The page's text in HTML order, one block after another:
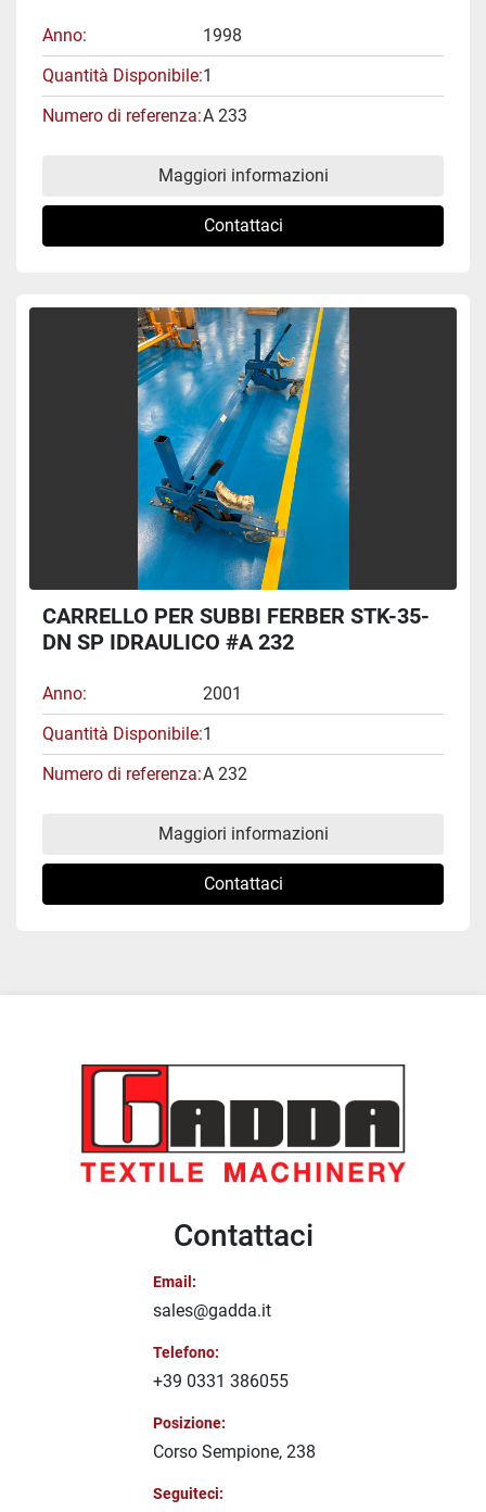
Anno
1998
Quantità Disponibile 1
Numero di referenza A 233
Maggiori informazioni
Contattaci
CARRELLO PER SUBBI FERBER STK-35-
DN SP IDRAULICO #A 232
Anno
2001
Quantità Disponibile 1
Numero di referenza A 232
Maggiori informazioni
Contattaci
Contattaci
Email:
sales@gadda.it
Telefono:
+39 0331 386055
Posizione:
Corso Sempione, 238
Seguiteci: